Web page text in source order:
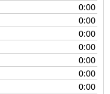
0:00
0:00
0:00
0:00
0:00
0:00
0:00